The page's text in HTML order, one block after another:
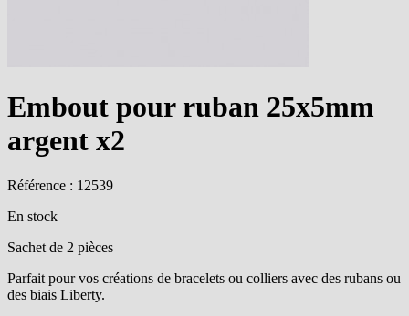
Embout pour ruban 25x5mm
argent x2
Référence : 12539
En stock
Sachet de 2 pièces
Parfait pour vos créations de bracelets ou colliers avec des rubans ou
des biais Liberty.